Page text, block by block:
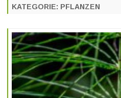
KATEGORIE: PFLANZEN